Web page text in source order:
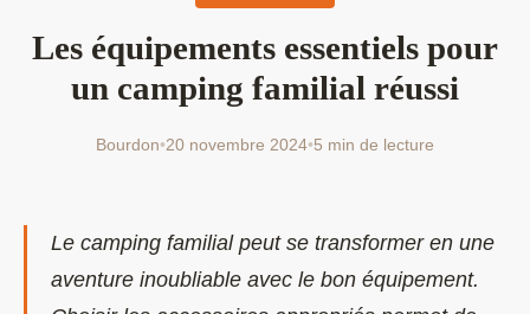
Les équipements essentiels pour
un camping familial réussi
Bourdon•20 novembre 2024•5 min de lecture
Le camping familial peut se transformer en une
aventure inoubliable avec le bon équipement.